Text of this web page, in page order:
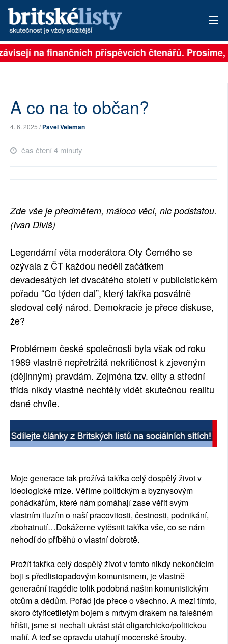
PŘIHLÁSIT
ARCHIV
ROZHOVORY
TÉMATA
PŘÍSPĚVKY NA PROVOZ
RUBRIKY
PLNÁ VERZE STRÁNEK
na finančních příspěvcích čtenářů. Prosíme,
A co na to občan?
4. 6. 2025 /Pavel Veleman
čas čtení 4 minuty
Zde vše je předmětem, máloco věcí, nic podstatou.
(Ivan Diviš)
Legendární věta moderátora Oty Černého se
ozývala z ČT každou neděli začátkem
devadesátých let dvacátého století v publicistickém
pořadu “Co týden dal”, který takřka posvátně
sledoval celý národ. Demokracie je přece diskuse,
že?
Problémem české společnosti byla však od roku
1989 vlastně nepřetržitá nekritičnost k zjeveným
(dějinným) pravdám. Zejména tzv. elity a střední
třída nikdy vlastně nechtěly vidět skutečnou realitu
dané chvíle.
Moje generace tak prožívá takřka celý dospělý život v
ideologické mlze. Věříme politickým a byznysovým
pohádkářům, které nám pomáhají zase věřit svým
vlastním iluzím o naší pracovitosti, čestnosti, podnikání,
zbohatnutí…Dokážeme vytěsnit takřka vše, co se nám
nehodí do příběhů o vlastní dobrotě.
Prožít takřka celý dospělý život v tomto nikdy nekončícím
boji s předlistopadovým komunismem, je vlastně
generační tragédie tolik podobná našim komunistickým
otcům a dědům. Pořád jde přece o všechno. A mezi tímto,
skoro čtyřicetiletým bojem s mrtvým drakem na falešném
hřišti, jsme si nechali ukrást stát oligarchicko/politickou
mafií. A teď se opravdu utahují mocenské šrouby.